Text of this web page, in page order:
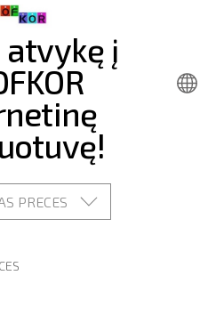
atvykę į
PRECES